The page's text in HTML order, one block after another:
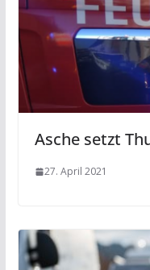
Asche setzt
27. April 2021